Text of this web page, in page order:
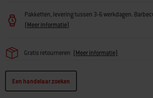
Pakketten, levering tussen 3-6 werkdagen.
(Meer informatie)
Gratis retourneren (Meer informatie)
Een handelaar zoeken